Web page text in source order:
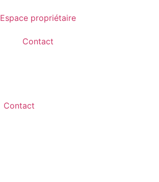
Espace propriétaire
Contact
Contact